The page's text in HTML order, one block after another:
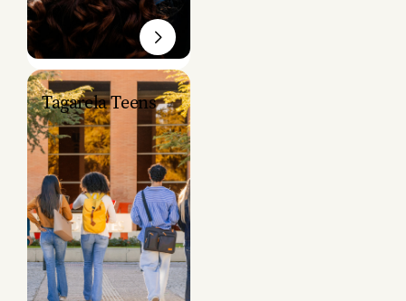
Tagarela Teens